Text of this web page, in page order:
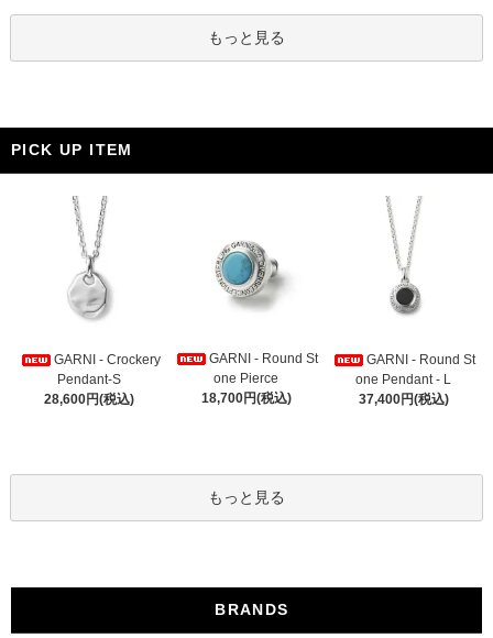
もっと見る
PICK UP ITEM
GARNI - Crockery
Pendant-S
28,600円(税込)
GARNI - Round St
one Pierce
18,700円(税込)
GARNI - Round St
one Pendant - L
37,400円(税込)
もっと見る
BRANDS